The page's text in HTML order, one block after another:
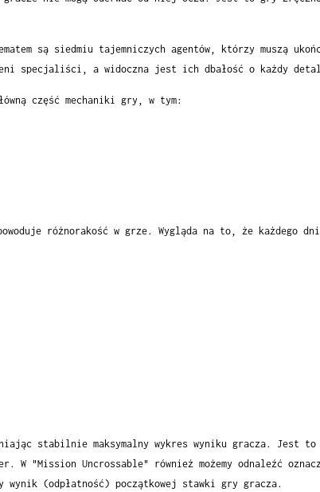
są siedmiu tajemniczych agentów, którzy muszą
specjaliści, a widoczna jest ich dbałość o każdy
część mechaniki gry, w tym:
różnorakość w grze. Wygląda na to, że każdego
stabilnie maksymalny wykres wyniku gracza. Jest
"Mission Uncrossable" również możemy odnaleźć
(odpłatność) początkowej stawki gry gracza.